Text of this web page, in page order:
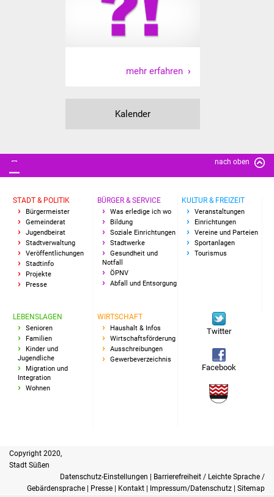
Wohnen
Haushalt & Infos
Wirtschaftsförderung
Gewerbeimmobilien
IKG Auen
Europaweite
Ausschreibung
Gewerbe - Selbsteintrag
mehr erfahren
Kalender
nach oben
STADT & POLITIK
Bürgermeister
Gemeinderat
Jugendbeirat
Stadtverwaltung
Veröffentlichungen
Stadtinfo
Projekte
Presse
BÜRGER & SERVICE
Was erledige ich wo
Bildung
Soziale Einrichtungen
Stadtwerke
Gesundheit und
Notfall
ÖPNV
Abfall und Entsorgung
KULTUR & FREIZEIT
Veranstaltungen
Einrichtungen
Vereine und Parteien
Sportanlagen
Tourismus
LEBENSLAGEN
Senioren
Familien
Kinder und
Jugendliche
Migration und
Integration
Wohnen
WIRTSCHAFT
Haushalt & Infos
Wirtschaftsförderung
Ausschreibungen
Gewerbeverzeichnis
Twitter
Facebook
Copyright 2020,
Stadt Süßen
Datenschutz-Einstellungen
Barrierefreiheit / Leichte Sprache /
Gebärdensprache
Presse Kontakt Impressum/Datenschutz Sitemap